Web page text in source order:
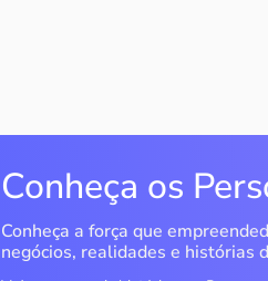
Conheça os
Conheça a força que
negócios, realidades e histórias